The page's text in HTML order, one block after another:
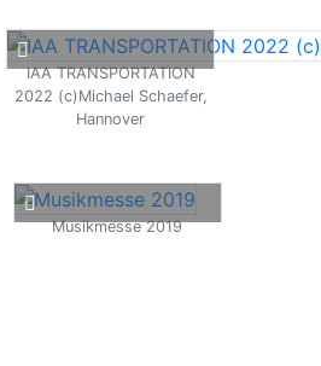
IAA TRANSPORTATION
2022 (c)Michael Schaefer,
Hannover
Musikmesse 2019